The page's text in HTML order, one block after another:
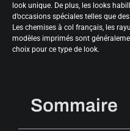
look unique. De plus, les looks
d’occasions spéciales telles que
Les chemises à col français, les
modèles imprimés sont
choix pour ce type de look.
Sommaire